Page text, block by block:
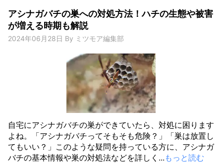
アシナガバチの巣への対処方法！ハチの生態や被害
が増える時期も解説
2024年06月28日 By ミツモア編集部
自宅にアシナガバチの巣ができていたら、対処に困ります
よね。「アシナガバチってそもそも危険？」「巣は放置し
てもいい？」このような疑問を持っている方に、アシナガ
バチの基本情報や巣の対処法などを詳しく... もっと読む